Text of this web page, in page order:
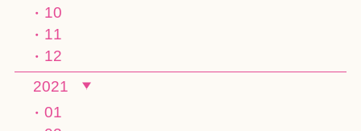
10
11
12
2021
01